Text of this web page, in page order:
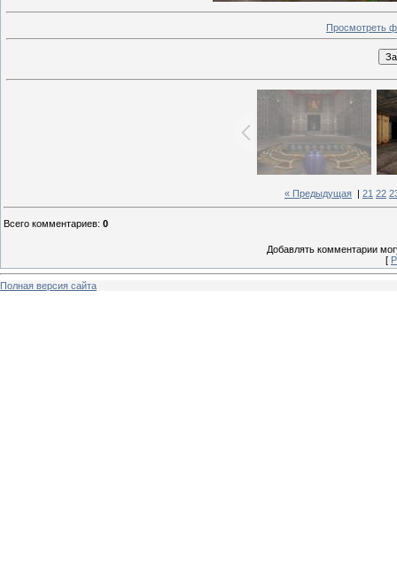
Просмотреть
« Предыдущая 21 22
Всего комментариев: 0
Добавлять комментарии
[
Полная версия сайта